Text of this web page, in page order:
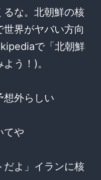
るな。北朝鮮の核
界がヤバい方向
で「北朝鮮
う！)。
想外らしい
てや
だよ」イランに核